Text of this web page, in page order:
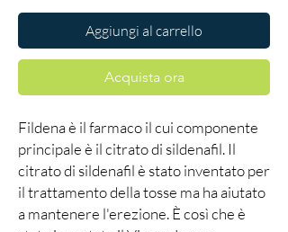
Aggiungi al carrello
Acquista ora
Fildena è il farmaco il cui componente
principale è il citrato di sildenafil. Il
citrato di sildenafil è stato inventato per
il trattamento della tosse ma ha aiutato
a mantenere l'erezione. È così che è